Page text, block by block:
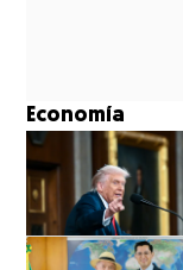
Economía